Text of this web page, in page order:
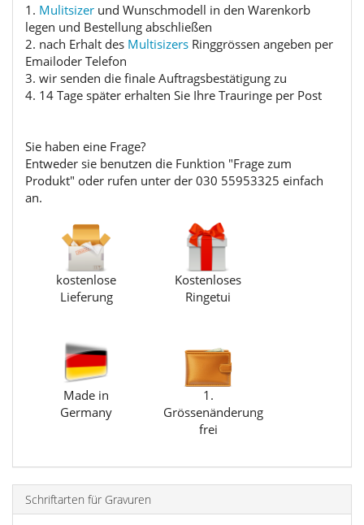
1. Mulitsizer und Wunschmodell in den Warenkorb
legen und Bestellung abschließen
2. nach Erhalt des Multisizers Ringgrössen angeben per
Emailoder Telefon
3. wir senden die finale Auftragsbestätigung zu
4. 14 Tage später erhalten Sie Ihre Trauringe per Post
Sie haben eine Frage?
Entweder sie benutzen die Funktion "Frage zum
Produkt" oder rufen unter der 030 55953325 einfach
an.
kostenlose
Lieferung
Kostenloses
Ringetui
Made in
Germany
1.
Grössenänderung
frei
Schriftarten für Gravuren